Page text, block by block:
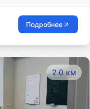
Подробнее
2.0 км